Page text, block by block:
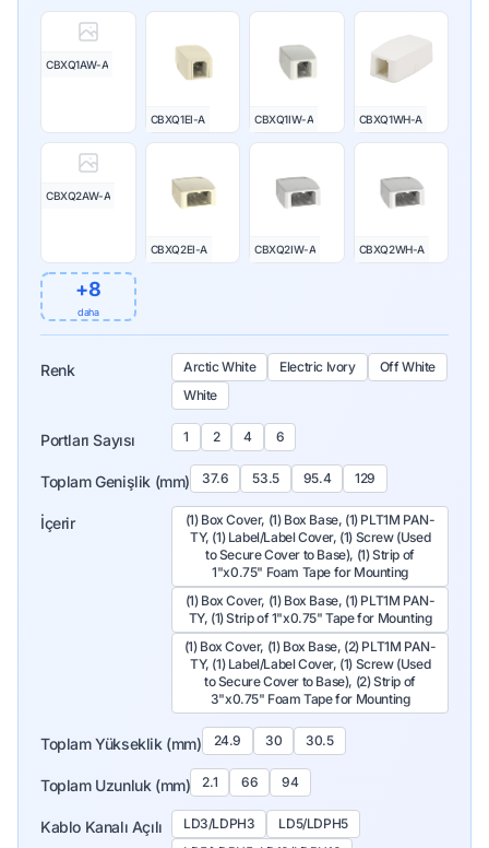
CBXQ1AW-A
CBXQ1EI-A CBXQ1IW-A CBXQ1WH-A
CBXQ2AW-A
CBXQ2EI-A CBXQ2IW-A CBXQ2WH-A
+8
daha
Renk Arctic White Electric Ivory
Off White
White
Portları Sayısı 1 2 4 6
Toplam Genişlik (mm) 37.6 53.5 95.4 129
İçerir
(1) Box Cover, (1) Box Base, (1) PLT1M PAN-
TY, (1) Label/Label Cover, (1) Screw (Used
to Secure Cover to Base), (1) Strip of
1"x0.75" Foam Tape for Mounting
(1) Box Cover, (1) Box Base, (1) PLT1M PAN-
TY, (1) Strip of 1"x0.75" Tape for Mounting
(1) Box Cover, (1) Box Base, (2) PLT1M PAN-
TY, (1) Label/Label Cover, (1) Screw (Used
to Secure Cover to Base), (2) Strip of
3"x0.75" Foam Tape for Mounting
Toplam Yükseklik (mm) 24.9 30 30.5
Toplam Uzunluk (mm) 2.1 66 94
Kablo Kanalı Açılı LD3/LDPH3
LD5/LDPH5